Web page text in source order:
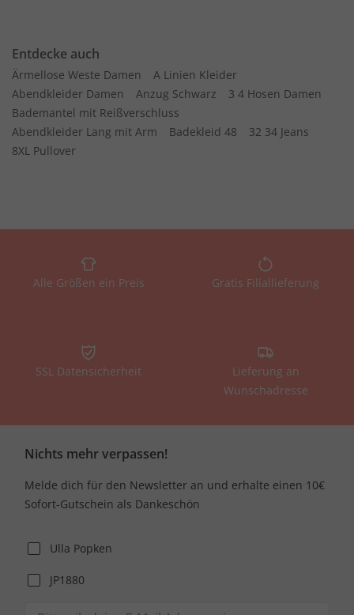
Entdecke auch
Ärmellose Weste Damen
A Linien Kleider
Abendkleider Damen
Anzug Schwarz
3 4 Hosen Damen
Bademantel mit Reißverschluss
Abendkleider Lang mit Arm
Badekleid 48
32 34 Jeans
8XL Pullover
Alle Größen ein Preis Gratis Filiallieferung
SSL Datensicherheit
Lieferung an
Wunschadresse
Nichts mehr verpassen!
Melde dich für den Newsletter an und erhalte einen 10€
Sofort-Gutschein als Dankeschön
Ulla Popken
JP1880